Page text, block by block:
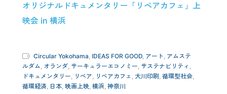
オリジナルドキュメンタリー「リペアカフェ」上
映会 in 横浜
Circular Yokohama, IDEAS FOR GOOD, アート , アムステ
ルダム, オランダ, サーキュラーエコノミー, サステナビリティ ,
ドキュメンタリー, リペア, リペアカフェ , 大川印刷 , 循環型社会,
循環経済, 日本, 映画上映, 横浜, 神奈川